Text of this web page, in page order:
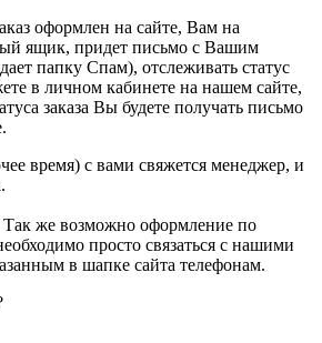
оформлен на сайте, Вам на
ящик, придет письмо с Вашим
папку Спам), отслеживать статус
в личном кабинете на нашем сайте,
заказа Вы будете получать письмо
время) с вами свяжется менеджер, и
Так же возможно оформление по
просто связаться с нашими
в шапке сайта телефонам.